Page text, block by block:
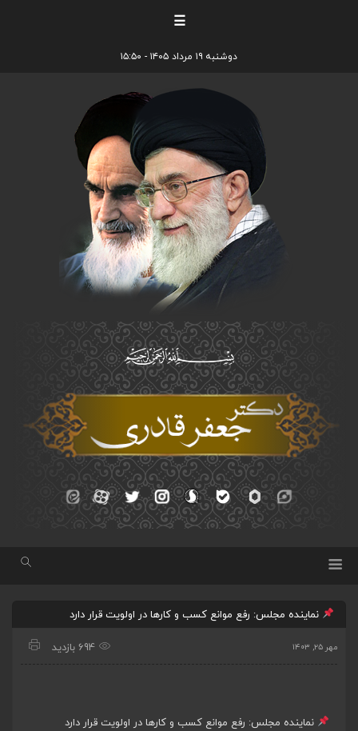
☰
دوشنبه ۱۹ مرداد ۱۴۰۵ - ۱۵:۵۰
نماینده مجلس: رفع موانع کسب و کارها در اولویت قرار دارد
مهر ۲۵, ۱۴۰۳ 694 بازدید
نماینده مجلس: رفع موانع کسب و کارها در اولویت قرار دارد